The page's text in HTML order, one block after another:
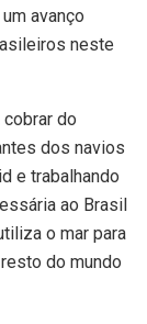
avanço
neste
do
dos navios
e trabalhando
ao Brasil
o mar para
do mundo